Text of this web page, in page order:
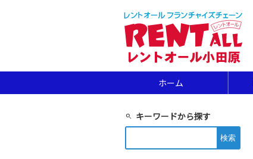
ホーム
search キーワードから探す
索: